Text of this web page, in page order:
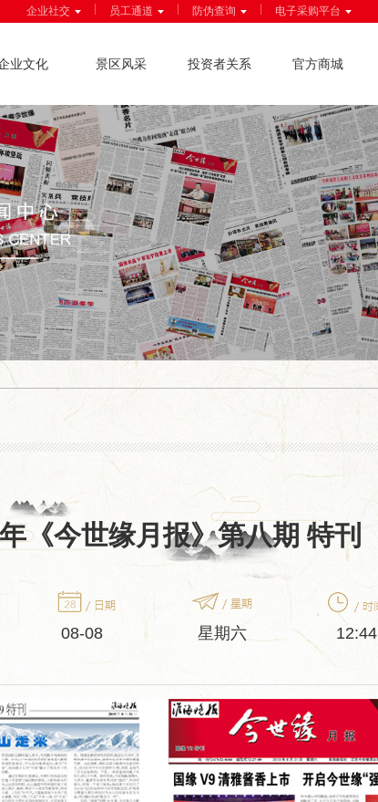
企业社交 员工通道 防伪查询 电子采购平台
业文化 景区风采 投资者关系 官方商城
《今世缘月报》第八期 特刊
08-08 星期六 12:44